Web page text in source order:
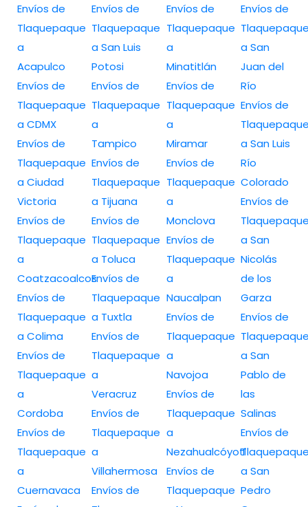
Envíos de
Tlaquepaque
a
Acapulco
Envíos de
Tlaquepaque
a CDMX
Envíos de
Tlaquepaque
a Ciudad
Victoria
Envíos de
Tlaquepaque
a
Coatzacoalcos
Envíos de
Tlaquepaque
a Colima
Envíos de
Tlaquepaque
a
Cordoba
Envíos de
Tlaquepaque
a
Cuernavaca
Envíos de
Tlaquepaque
a San Luis
Potosi
Envíos de
Tlaquepaque
a
Tampico
Envíos de
Tlaquepaque
a Tijuana
Envíos de
Tlaquepaque
a Toluca
Envíos de
Tlaquepaque
a Tuxtla
Envíos de
Tlaquepaque
a
Veracruz
Envíos de
Tlaquepaque
a
Villahermosa
Envíos de
Envíos de
Tlaquepaque
a
Minatitlán
Envíos de
Tlaquepaque
a
Miramar
Envíos de
Tlaquepaque
a
Monclova
Envíos de
Tlaquepaque
a
Naucalpan
Envíos de
Tlaquepaque
a
Navojoa
Envíos de
Tlaquepaque
a
Nezahualcóyotl
Envíos de
Tlaquepaque
Envíos de
a San
Juan del
Río
Envíos de
a San Luis
Río
Colorado
Envíos de
a San
Nicolás
de los
Garza
Envíos de
a San
Pablo de
las
Salinas
Envíos de
a San
Pedro